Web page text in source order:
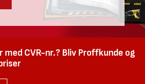
med CVR-nr.? Bliv Proffkunde og